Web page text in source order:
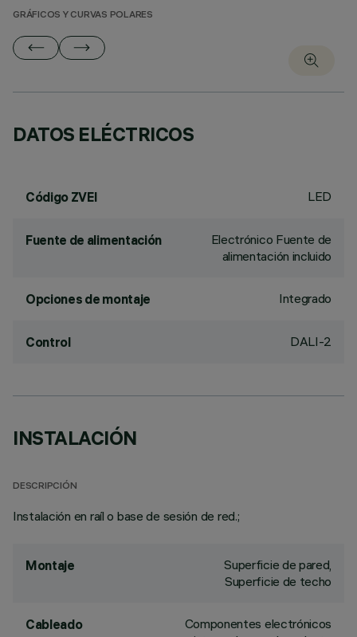
GRÁFICOS Y CURVAS POLARES
DATOS ELÉCTRICOS
Código ZVEI LED
Fuente de alimentación
Electrónico Fuente de
alimentación incluido
Opciones de montaje Integrado
Control DALI-2
INSTALACIÓN
DESCRIPCIÓN
Instalación en raíl o base de sesión de red.;
Montaje
Superficie de pared,
Superficie de techo
Cableado
Componentes electrónicos